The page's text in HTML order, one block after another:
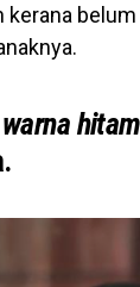
kerana belum